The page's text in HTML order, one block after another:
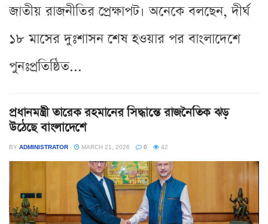
জাতীয় রাজনীতির প্রেক্ষাপট। অনেকে বলছেন, দীর্ঘ
১৮ মাসের দুঃশাসন শেষ হওয়ার পর বাংলাদেশে
পুনঃপ্রতিষ্ঠিত...
প্রধানমন্ত্রী তারেক রহমানের সিদ্ধান্তে রাজনৈতিক ঝড়
উঠেছে বাংলাদেশে
BY ADMINISTRATOR MARCH 21, 2026 0 42